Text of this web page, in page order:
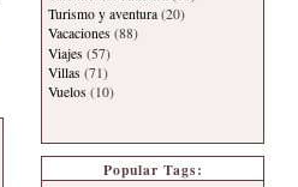
Turismo y aventura (20)
Vacaciones (88)
Viajes (57)
Villas (71)
Vuelos (10)
Popular Tags: